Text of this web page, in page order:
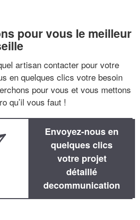
pour vous le meilleur
artisan contacter pour votre
en quelques clics votre besoin
pour vous et vous mettons
qu’il vous faut !
Envoyez-nous en
quelques clics
votre projet
détaillé
decommunication